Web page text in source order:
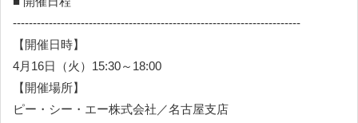
------------------------------------------------------------------------
【開催日時】
4月16日（火）15:30～18:00
【開催場所】
ピー・シー・エー株式会社／名古屋支店